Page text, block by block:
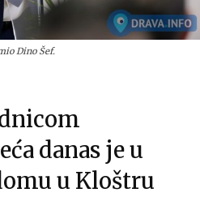
Dino Šef.
danas je u
u Kloštru